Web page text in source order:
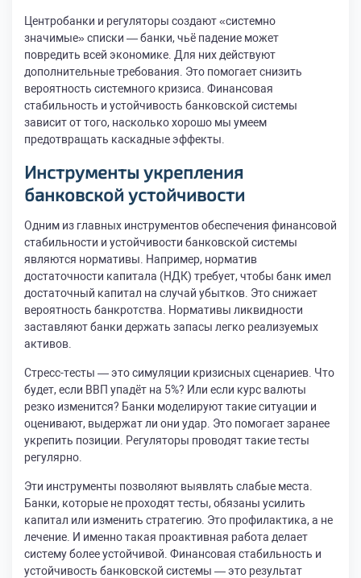
Центробанки и регуляторы создают «системно
значимые» списки — банки, чьё падение может
повредить всей экономике. Для них действуют
дополнительные требования. Это помогает снизить
вероятность системного кризиса. Финансовая
стабильность и устойчивость банковской системы
зависит от того, насколько хорошо мы умеем
предотвращать каскадные эффекты.
Инструменты укрепления
банковской устойчивости
Одним из главных инструментов обеспечения финансовой
стабильности и устойчивости банковской системы
являются нормативы. Например, норматив
достаточности капитала (НДК) требует, чтобы банк имел
достаточный капитал на случай убытков. Это снижает
вероятность банкротства. Нормативы ликвидности
заставляют банки держать запасы легко реализуемых
активов.
Стресс-тесты — это симуляции кризисных сценариев. Что
будет, если ВВП упадёт на 5%? Или если курс валюты
резко изменится? Банки моделируют такие ситуации и
оценивают, выдержат ли они удар. Это помогает заранее
укрепить позиции. Регуляторы проводят такие тесты
регулярно.
Эти инструменты позволяют выявлять слабые места.
Банки, которые не проходят тесты, обязаны усилить
капитал или изменить стратегию. Это профилактика, а не
лечение. И именно такая проактивная работа делает
систему более устойчивой. Финансовая стабильность и
устойчивость банковской системы — это результат